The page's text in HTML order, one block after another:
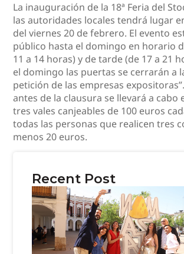
La inauguración de la 18ª Feria del
las autoridades locales tendrá lugar
del viernes 20 de febrero. El evento
público hasta el domingo en horario
11 a 14 horas) y de tarde (de 17 a 21
el domingo las puertas se cerrarán a
petición de las empresas
antes de la clausura se llevará a cabo
tres vales canjeables de 100 euros
todas las personas que realicen tres
menos 20 euros.
Recent Post